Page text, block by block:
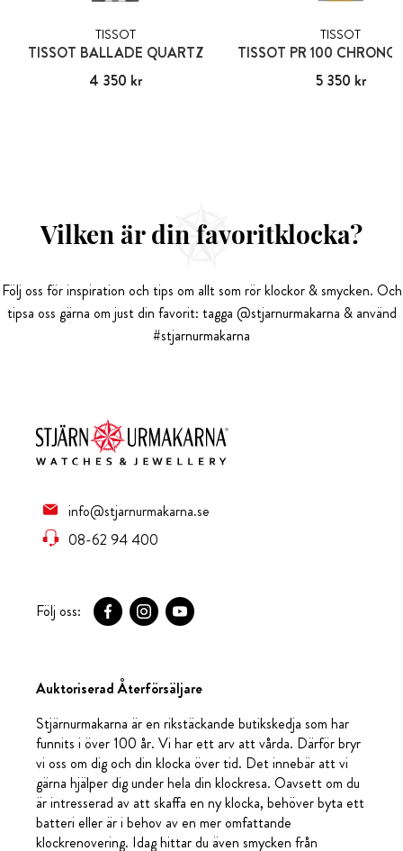
TISSOT
TISSOT BALLADE QUARTZ
Pris:4 350 kr
4 350 kr
TISSOT
TISSOT PR 100
Pris :5 350 kr
5 350 kr
Vilken är din favoritklocka?
Följ oss för inspiration och tips om allt som rör klockor & smycken. Och
tipsa oss gärna om just din favorit: tagga @stjarnurmakarna & använd
#stjarnurmakarna
info@stjarnurmakarna.se
08-62 94 400
Följ oss:
Auktoriserad Återförsäljare
Stjärnurmakarna är en rikstäckande butikskedja som har
funnits i över 100 år. Vi har ett arv att vårda. Därför bryr
vi oss om dig och din klocka över tid. Det innebär att vi
gärna hjälper dig under hela din klockresa. Oavsett om du
är intresserad av att skaffa en ny klocka, behöver byta ett
batteri eller är i behov av en mer omfattande
klockrenovering. Idag hittar du även smycken från